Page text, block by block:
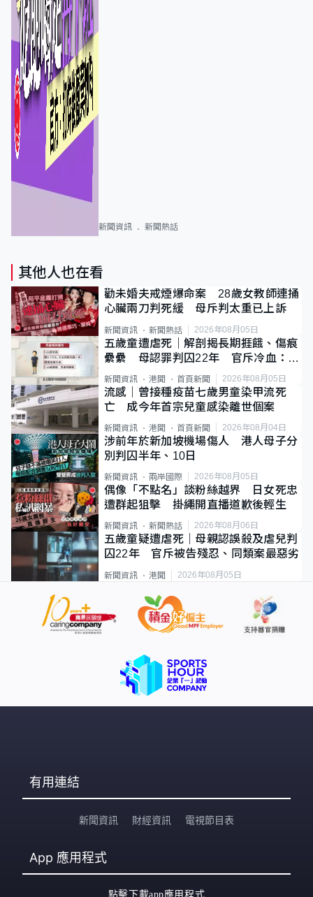
新聞資訊 新聞熱話
其他人也在看
勸未婚夫戒煙爆命案 28歲女教師連捅
心臟兩刀判死緩 母斥判太重已上訴
新聞資訊 新聞熱話 2026年08月05日
五歲童遭虐死｜解剖揭長期捱餓、傷痕
纍纍 母認罪判囚22年 官斥冷血：同
類案最惡劣
新聞資訊 港聞 首頁新聞 2026年08月05日
流感｜曾接種疫苗七歲男童染甲流死
亡 成今年首宗兒童感染離世個案
新聞資訊 港聞 首頁新聞 2026年08月04日
涉前年於新加坡機場傷人 港人母子分
別判囚半年、10日
新聞資訊 兩岸國際 2026年08月05日
偶像「不點名」談粉絲越界 日女死忠
遭群起狙擊 掛繩開直播道歉後輕生
新聞資訊 新聞熱話 2026年08月06日
五歲童疑遭虐死｜母親認誤殺及虐兒判
囚22年 官斥被告殘忍、同類案最惡劣
新聞資訊 港聞 2026年08月05日
有用連結
新聞資訊 財經資訊 電視節目表
App 應用程式
點擊下載app應用程式